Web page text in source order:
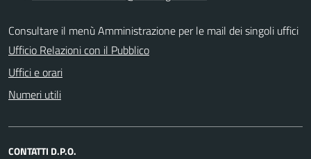
Consultare il menù Amministrazione per le mail dei singoli uffici
Ufficio Relazioni con il Pubblico
Uffici e orari
Numeri utili
CONTATTI D.P.O.